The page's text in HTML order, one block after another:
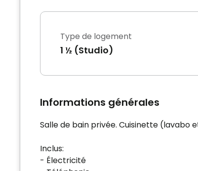
Type de logement
1 ½ (Studio)
Informations générales
Salle de bain privée. Cuisinette (lavabo
Inclus:
- Électricité